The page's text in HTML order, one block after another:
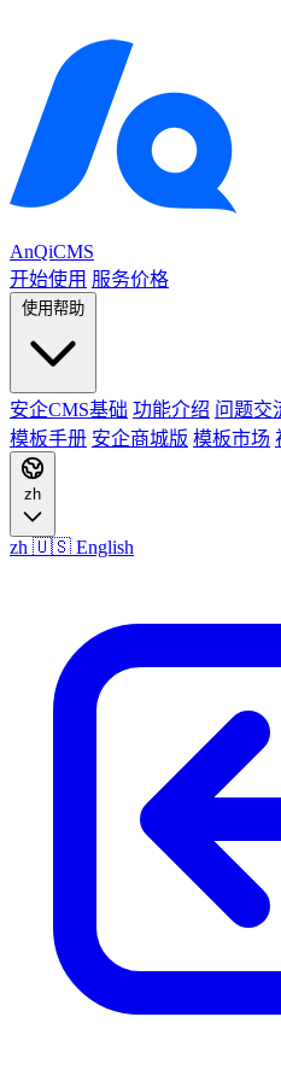
AnQiCMS
开始使用 服务价格
使用帮助
安企CMS基础 功能介绍 问题交
模板手册 安企商城版 模板市场
zh
zh 🇺🇸 English